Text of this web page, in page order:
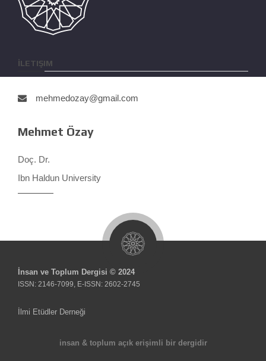
İLETIŞIM
mehmedozay@gmail.com
Mehmet Özay
Doç. Dr.
Ibn Haldun University
İnsan ve Toplum Dergisi © 2024
ISSN: 2146-7099, E-ISSN: 2602-2745
İlmi Etüdler Derneği
insan & toplum açık erişimli bir dergidir